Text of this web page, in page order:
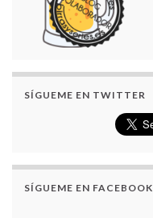
SÍGUEME EN TWITTER
SÍGUEME EN FACEBOOK